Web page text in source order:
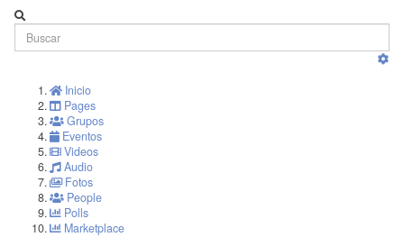
Inicio
Pages
Grupos
Eventos
Videos
Audio
Fotos
People
Polls
Marketplace